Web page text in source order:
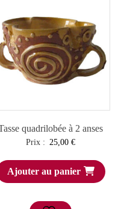
quadrilobée à 2 anses
Prix : 25,00€
Ajouter au panier